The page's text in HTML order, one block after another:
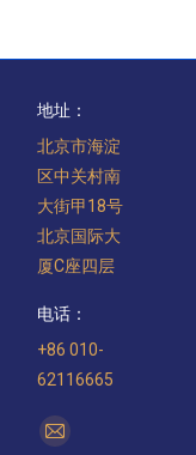
地址：
北京市海淀
区中关村南
大街甲18号
北京国际大
厦C座四层
电话：
+86 010-
62116665
找到我们：
Mail